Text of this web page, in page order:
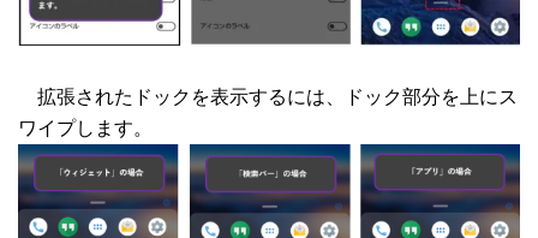
拡張されたドックを表示するには、ドック部分を上にス
ワイプします。